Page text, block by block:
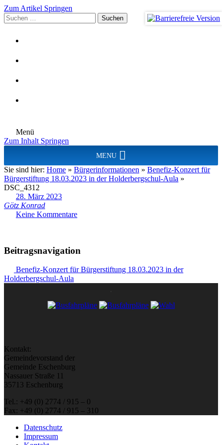
Zum Artikel Springen
Suchen
nach:
Menü
Zum Inhalt Springen
MENU
Sie sind hier: Home » Bürgerinformationen » Benefiz-Konzert für
Bürgerstiftung 18.03.2023 in der Holderbergschul-Aula »
DSC_4312
28. März 2023
Götz Konrad
Keine Kommentare
Beitragsnavigation
Benefiz-Konzert für Bürgerstiftung 18.03.2023 in der
Holderbergschul-Aula
Kontakt:
Gemeindevorstand der
Gemeinde Eschenburg
Nassauer Straße 11
35713 Eschenburg
Tel.: +49 (0) 2774 / 915 – 0
Fax: +49 (0) 2774 / 915 – 310
Datenschutz
Impressum